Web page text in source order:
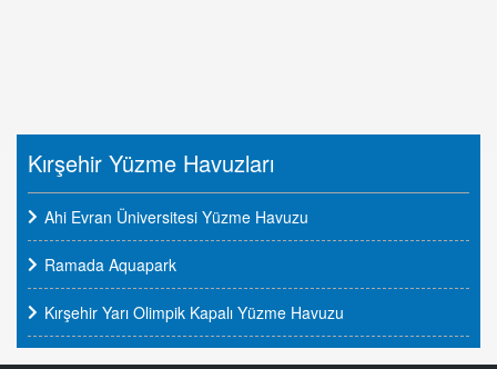
Kırşehir Yüzme Havuzları
Ahi Evran Üniversitesi Yüzme Havuzu
Ramada Aquapark
Kırşehir Yarı Olimpik Kapalı Yüzme Havuzu